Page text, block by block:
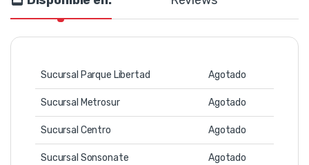
Sucursal Parque Libertad Agotado
Sucursal Metrosur Agotado
Sucursal Centro Agotado
Sucursal Sonsonate Agotado